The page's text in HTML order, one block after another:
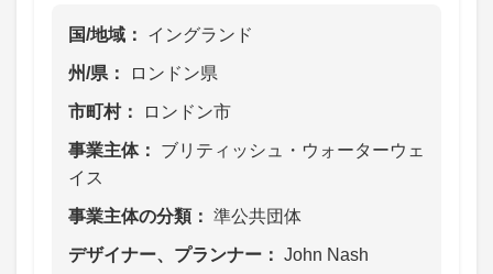
国/地域 イングランド
州/県 ロンドン県
市町村 ロンドン市
事業主体
ブリティッシュ・ウォーターウェ
イス
事業主体の分類 準公共団体
デザイナー、プランナー John Nash